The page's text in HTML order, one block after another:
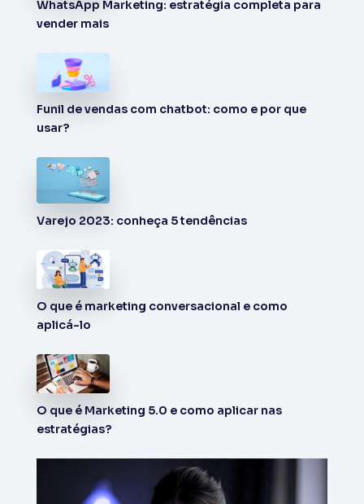
WhatsApp Marketing: estratégia completa para
vender mais
Funil de vendas com chatbot: como e por que
usar?
Varejo 2023: conheça 5 tendências
O que é marketing conversacional e como
aplicá-lo
O que é Marketing 5.0 e como aplicar nas
estratégias?